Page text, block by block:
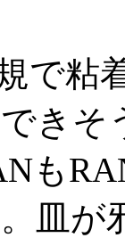
で粘
きそ
も
皿が